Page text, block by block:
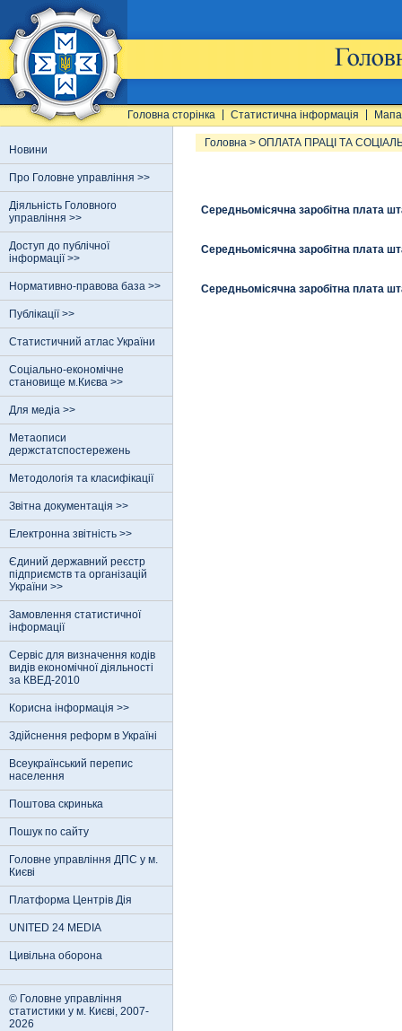
Головна сторінка Статистична інформація
Новини
Про Головне управління >>
Діяльність Головного
управління >>
Доступ до публічної
інформації >>
Нормативно-правова база >>
Публікації >>
Статистичний атлас України
Соціально-економічне
становище м.Києва >>
Для медіа >>
Метаописи
держстатспостережень
Методологія та класифікації
Звітна документація >>
Електронна звітність >>
Єдиний державний реєстр
пiдприємств та органiзацiй
України >>
Замовлення статистичної
інформації
Сервіс для визначення кодів
видів економічної діяльності
за КВЕД-2010
Корисна інформація >>
Здійснення реформ в Україні
Всеукраїнський перепис
населення
Поштова скринька
Пошук по сайту
Головне управління ДПС у м.
Києві
Платформа Центрів Дія
UNITED 24 MEDIA
Цивільна оборона
© Головне управління
статистики у м. Києві, 2007-
2026
Головна > ОПЛАТА ПРАЦІ ТА
Середньомісячна заробітна плата
Середньомісячна заробітна плата
Середньомісячна заробітна плата